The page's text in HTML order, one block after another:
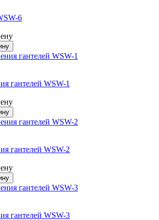
6
гантелей WSW-1
гантелей WSW-2
гантелей WSW-3